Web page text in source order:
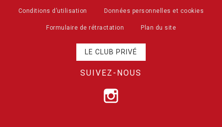
Conditions d’utilisation Données personnelles et cookies
Formulaire de rétractation Plan du site
LE CLUB PRIVÉ
SUIVEZ-NOUS